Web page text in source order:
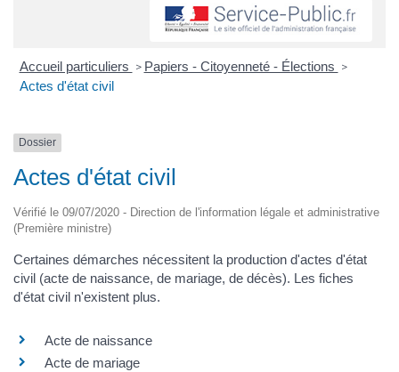
Accueil particuliers > Papiers - Citoyenneté - Élections >
Actes d'état civil
Dossier
Actes d'état civil
Vérifié le 09/07/2020 - Direction de l'information légale et administrative
(Première ministre)
Certaines démarches nécessitent la production d'actes d'état
civil (acte de naissance, de mariage, de décès). Les fiches
d'état civil n'existent plus.
Acte de naissance
Acte de mariage